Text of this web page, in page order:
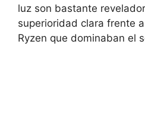
luz son bastante
superioridad clara frente
Ryzen que dominaban el